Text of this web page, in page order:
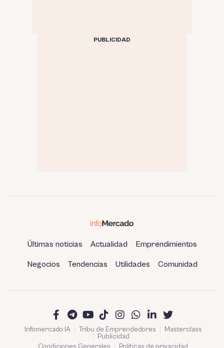
PUBLICIDAD
Últimas noticias Actualidad Emprendimientos
Negocios Tendencias Utilidades Comunidad
Infomercado IA Tribu de Emprendedores
Masterclass
Publicidad